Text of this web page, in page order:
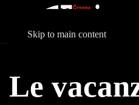
Skip to main content
Le